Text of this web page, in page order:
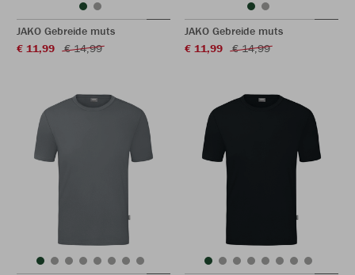
JAKO Gebreide muts
€ 11,99
€ 14,99
JAKO Gebreide muts
€ 11,99
€ 14,99